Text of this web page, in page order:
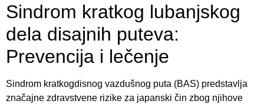
Sindrom kratkog lubanjskog
dela disajnih puteva:
Prevencija i lečenje
Sindrom kratkogdisnog vazdušnog puta (BAS) predstavlja
značajne zdravstvene rizike za japanski čin zbog njihove